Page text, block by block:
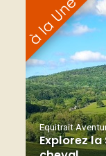
Equitrait
Explorez